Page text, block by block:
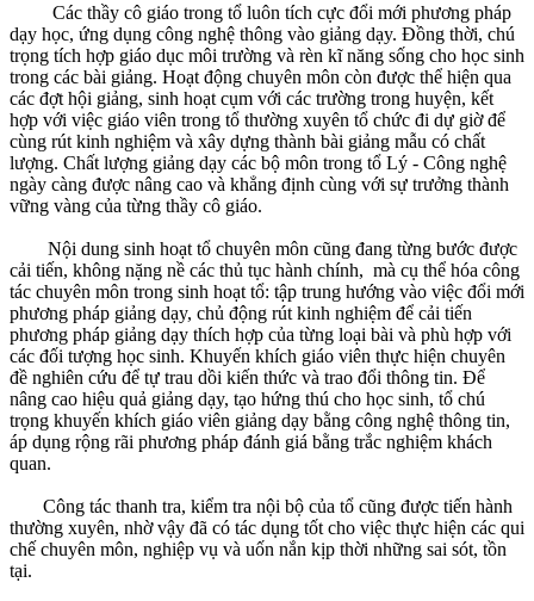
Các thầy cô giáo trong tổ luôn tích cực đổi mới phương pháp
dạy học, ứng dụng công nghệ thông vào giảng dạy. Đồng thời, chú
trọng tích hợp giáo dục môi trường và rèn kĩ năng sống cho học sinh
trong các bài giảng. Hoạt động chuyên môn còn được thể hiện qua
các đợt hội giảng, sinh hoạt cụm với các trường trong huyện, kết
hợp với việc giáo viên trong tổ thường xuyên tổ chức đi dự giờ để
cùng rút kinh nghiệm và xây dựng thành bài giảng mẫu có chất
lượng. Chất lượng giảng dạy các bộ môn trong tổ Lý - Công nghệ
ngày càng được nâng cao và khẳng định cùng với sự trưởng thành
vững vàng của từng thầy cô giáo.
Nội dung sinh hoạt tổ chuyên môn cũng đang từng bước được
cải tiến, không nặng nề các thủ tục hành chính, mà cụ thể hóa công
tác chuyên môn trong sinh hoạt tổ: tập trung hướng vào việc đổi mới
phương pháp giảng dạy, chủ động rút kinh nghiệm để cải tiến
phương pháp giảng dạy thích hợp của từng loại bài và phù hợp với
các đối tượng học sinh. Khuyến khích giáo viên thực hiện chuyên
đề nghiên cứu để tự trau dồi kiến thức và trao đổi thông tin. Để
nâng cao hiệu quả giảng dạy, tạo hứng thú cho học sinh, tổ chú
trọng khuyến khích giáo viên giảng dạy bằng công nghệ thông tin,
áp dụng rộng rãi phương pháp đánh giá bằng trắc nghiệm khách
quan.
Công tác thanh tra, kiểm tra nội bộ của tổ cũng được tiến hành
thường xuyên, nhờ vậy đã có tác dụng tốt cho việc thực hiện các qui
chế chuyên môn, nghiệp vụ và uốn nắn kịp thời những sai sót, tồn
tại.